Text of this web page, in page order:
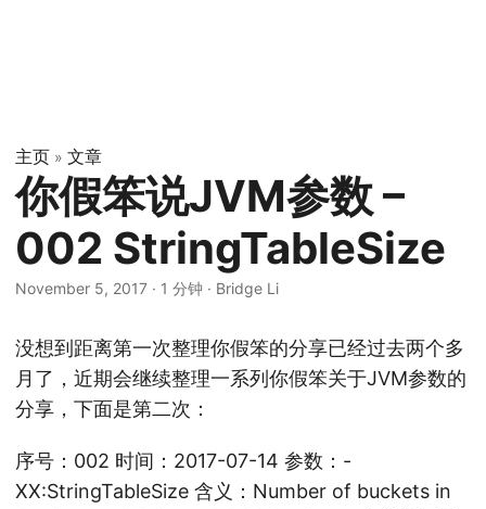
主页 » 文章
你假笨说JVM参数 –
002 StringTableSize
November 5, 2017 · 1 分钟 · Bridge Li
没想到距离第一次整理你假笨的分享已经过去两个多
月了，近期会继续整理一系列你假笨关于JVM参数的
分享，下面是第二次：
序号：002 时间：2017-07-14 参数：-
XX:StringTableSize 含义：Number of buckets in